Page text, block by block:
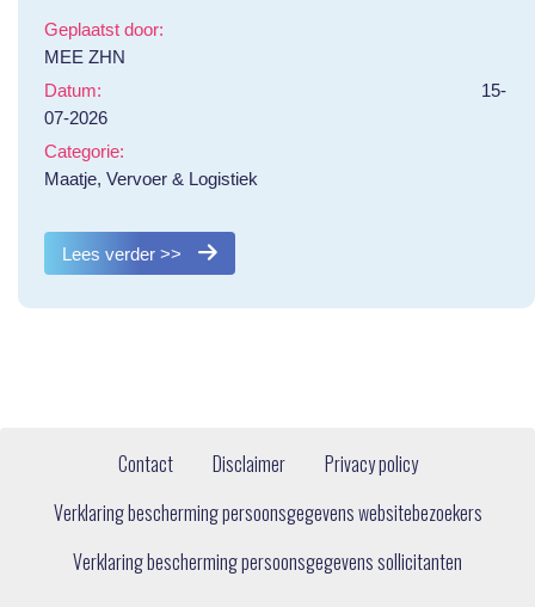
Geplaatst door:
MEE ZHN
Datum:
15-
07-2026
Categorie:
Maatje, Vervoer & Logistiek
Lees verder >>
Contact Disclaimer
Privacy policy
Verklaring bescherming persoonsgegevens websitebezoekers
Verklaring bescherming persoonsgegevens sollicitanten